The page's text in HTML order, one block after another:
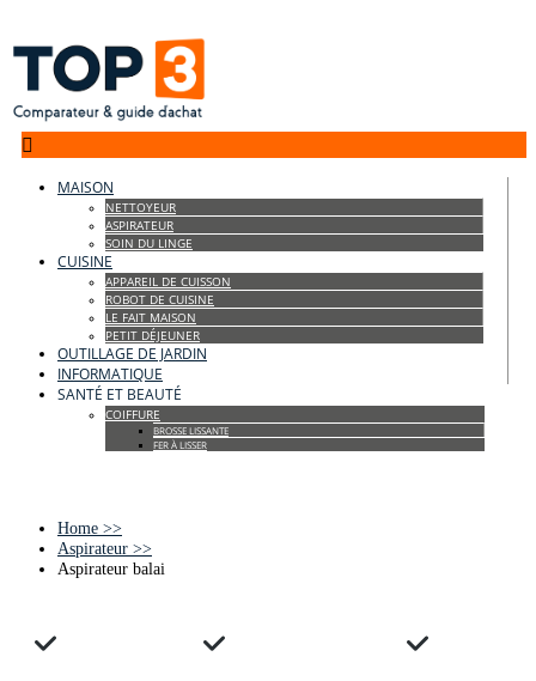

MAISON
NETTOYEUR
ASPIRATEUR
SOIN DU LINGE
CUISINE
APPAREIL DE CUISSON
ROBOT DE CUISINE
LE FAIT MAISON
PETIT DÉJEUNER
OUTILLAGE DE JARDIN
INFORMATIQUE
SANTÉ ET BEAUTÉ
COIFFURE
BROSSE LISSANTE
FER À LISSER
Home >>
Aspirateur >>
Aspirateur balai